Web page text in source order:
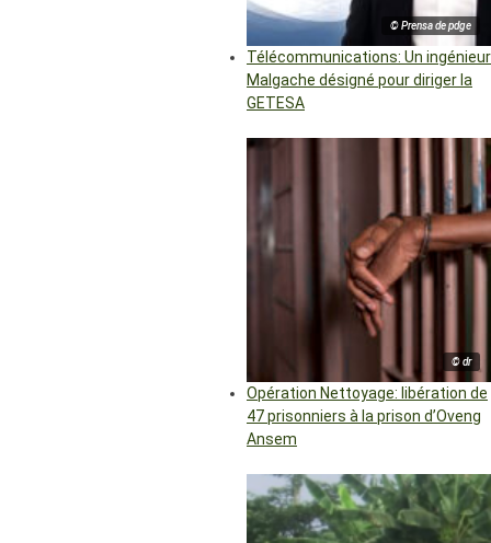
© Prensa de pdge
Télécommunications: Un ingénieur
Malgache désigné pour diriger la
GETESA
© dr
Opération Nettoyage: libération de
47 prisonniers à la prison d’Oveng
Ansem